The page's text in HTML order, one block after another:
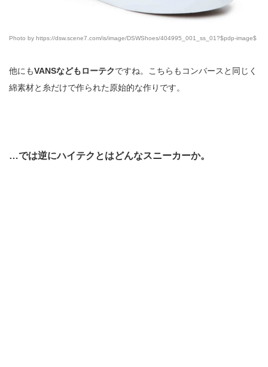
Photo by https://dsw.scene7.com/is/image/DSWShoes/404995_001_ss_01?$pdp-image$
他にもVANSなどもローテクですね。こちらもコンバースと同じく
綿素材と糸だけで作られた原始的な作りです。
…では逆にハイテクとはどんなスニーカーか。